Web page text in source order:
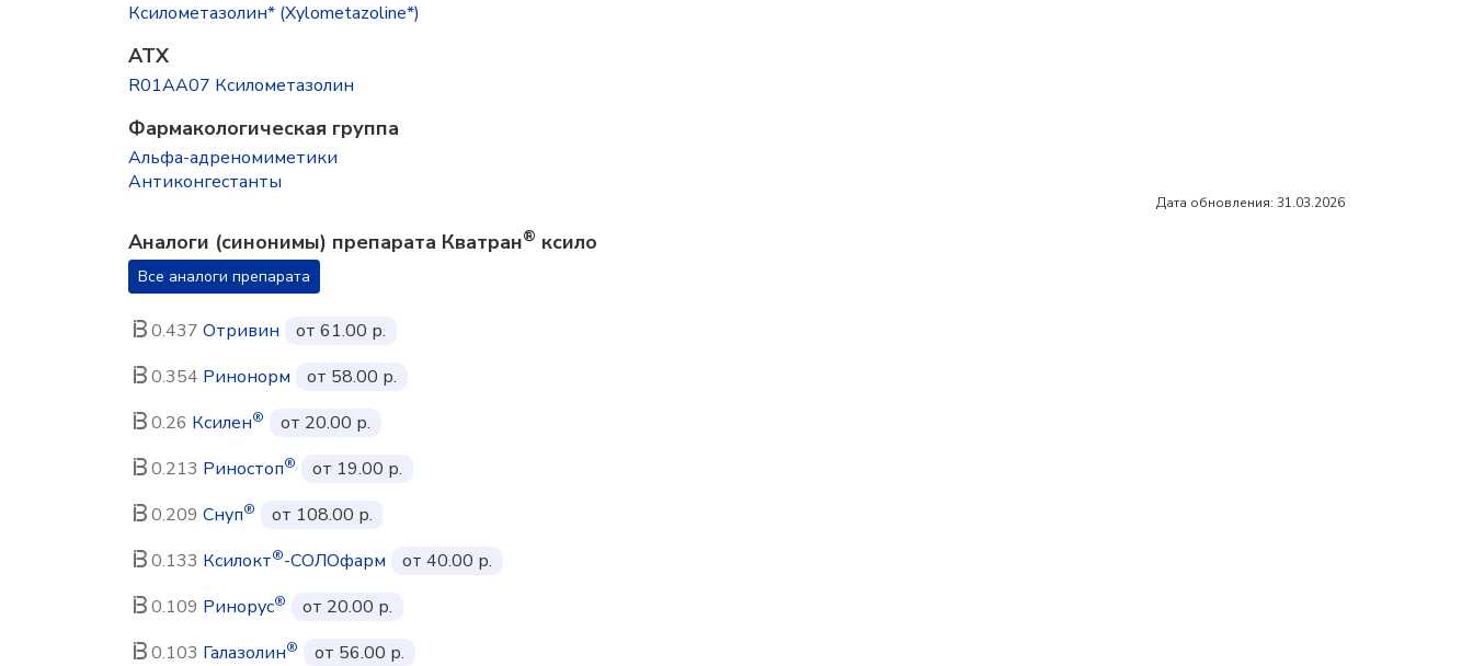
Ксилометазолин* (Xylometazoline*)
ATX
R01AA07 Ксилометазолин
Фармакологическая группа
Альфа-адреномиметики
Антиконгестанты
Дата обновления: 31.03.2026
Аналоги (синонимы) препарата Кватран® ксило
Все аналоги препарата
0.437 Отривин
от 61.00 р.
0.354 Ринонорм
от 58.00 р.
0.26 Ксилен®
от 20.00 р.
0.213 Риностоп®
от 19.00 р.
0.209 Снуп®
от 108.00 р.
0.133 Ксилокт®-СОЛОфарм
от 40.00 р.
0.109 Ринорус®
от 20.00 р.
0.103 Галазолин®
от 56.00 р.